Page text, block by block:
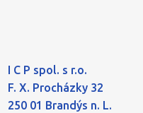
I C P spol. s r.o.
F. X. Procházky 32
250 01 Brandýs n. L.